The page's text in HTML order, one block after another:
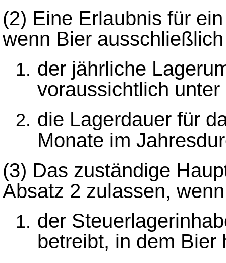
(2) Eine Erlaubnis für
wenn Bier
der jährliche
voraussichtlich
die Lagerdauer für
Monate im
(3) Das zuständige
Absatz 2 zulassen, wenn
der
betreibt, in dem Bier